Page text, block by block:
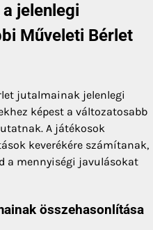
jelenlegi
Műveleti Bérlet
jutalmainak jelenlegi
képest a változatosabb
A játékosok
keverékére számítanak,
a mennyiségi javulásokat
összehasonlítása